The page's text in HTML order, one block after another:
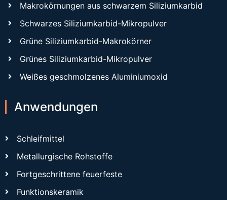
Makrokörnungen aus schwarzem Siliziumkarbid
Schwarzes Siliziumkarbid-Mikropulver
Grüne Siliziumkarbid-Makrokörner
Grünes Siliziumkarbid-Mikropulver
Weißes geschmolzenes Aluminiumoxid
Anwendungen
Schleifmittel
Metallurgische Rohstoffe
Fortgeschrittene feuerfeste
Funktionskeramik